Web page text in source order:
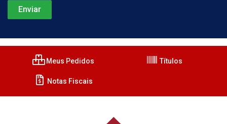
Meus Pedidos Títulos
Notas Fiscais